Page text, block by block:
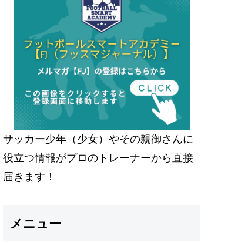
サッカー少年（少女）やその親御さんに
役立つ情報がプロのトレーナーから直接
届きます！
メニュー